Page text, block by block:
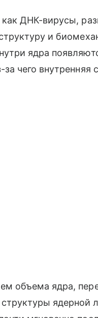
ДНК-вирусы,
и
ядра
за чего внутренняя
объема ядра,
ядерной